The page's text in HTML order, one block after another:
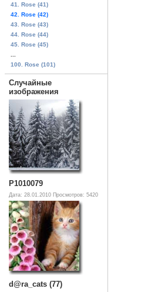
41. Rose (41)
42. Rose (42)
43. Rose (43)
44. Rose (44)
45. Rose (45)
100. Rose (101)
Случайные
изображения
P1010079
Дата: 28.01.2010 Просмотров: 5420
d@ra_cats (77)